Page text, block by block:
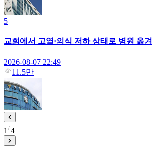
5
교회에서 고열·의식 저하 상태로 병원 옮
2026-08-07 22:49
11.5만
1 4